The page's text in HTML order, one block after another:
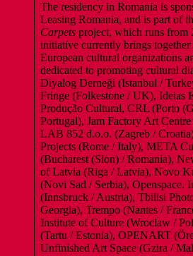
The residency in Romania is
Leasing Romania, and is part of
Carpets project, which runs from
initiative currently brings together
European cultural organizations
dedicated to promoting cultural
Diyalog Derneği (Istanbul /
Fringe (Folkestone / UK), Ideias
Produção Cultural, CRL (Porto
Portugal), Jam Factory Art
LAB 852 d.o.o. (Zagreb /
Projects (Rome / Italy), META
(Bucharest (Slon) / Romania),
of Latvia (Riga / Latvia), Novo
(Novi Sad / Serbia), Openspace.
(Innsbruck / Austria), Tbilisi
Georgia), Trempo (Nantes /
Institute of Culture (Wroclaw /
(Tartu / Estonia), OPENART
Unfinished Art Space (Gzira /